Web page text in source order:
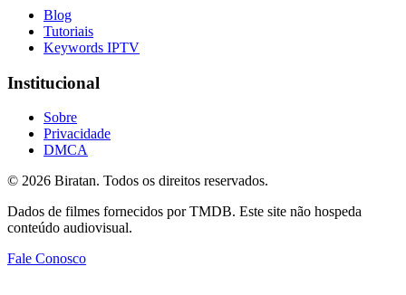
Blog
Tutoriais
Keywords IPTV
Institucional
Sobre
Privacidade
DMCA
© 2026 Biratan. Todos os direitos reservados.
Dados de filmes fornecidos por TMDB. Este site não hospeda
conteúdo audiovisual.
Fale Conosco